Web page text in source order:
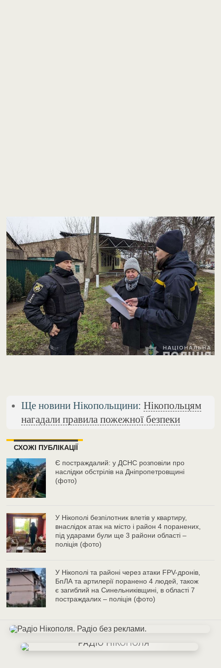
Ще новини Нікопольщини:Нікопольцям
нагадали правила пожежної безпеки
СХОЖІ ПУБЛІКАЦІЇ
Є постраждалий: у ДСНС розповіли про
наслідки обстрілів на Дніпропетровщині
(фото)
У Нікополі безпілотник влетів у квартиру,
внаслідок атак на місто і район 4 поранених,
під ударами були ще 3 райони області –
поліція (фото)
У Нікополі та районі через атаки FPV-дронів,
БпЛА та артилерії поранено 4 людей, також
є загиблий на Синельниківщині, в області 7
постраждалих – поліція (фото)